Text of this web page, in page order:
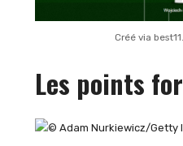
Créé via
Les points